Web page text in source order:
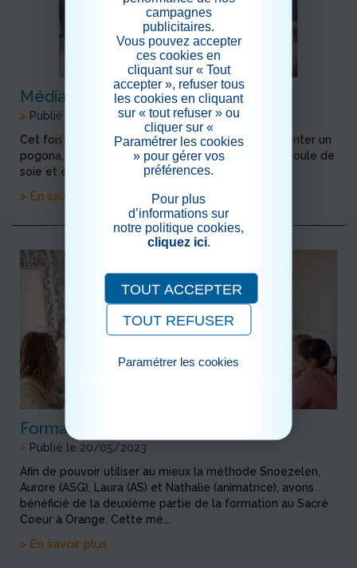
Médiation animale
> Publié le 20/05/2023
Cet fois-ci, notre médiatrice est venue nous présenter un
pogona, sorte de gros lézard, puis Pêche, la jolie poule de
soie et enfin une très belle lapine.
> En savoir plus
Formation Snoezelen
> Publié le 20/05/2023
Afin de pouvoir utiliser au mieux la méthode Snoezelen,
Aurore (ASG), Laura (AS) et Nathalie (animatrice), avons
bénéficié de la deuxième partie de la formation au Sacré
Coeur à Orange. Cette mé...
> En savoir plus
campagnes
publicitaires.
Vous pouvez accepter
ces cookies en
cliquant sur « Tout
accepter », refuser tous
les cookies en cliquant
sur « tout refuser » ou
cliquer sur «
Paramétrer les cookies
» pour gérer vos
préférences.
Pour plus
d’informations sur
notre politique cookies,
cliquez ici.
TOUT ACCEPTER
TOUT REFUSER
Paramétrer les cookies